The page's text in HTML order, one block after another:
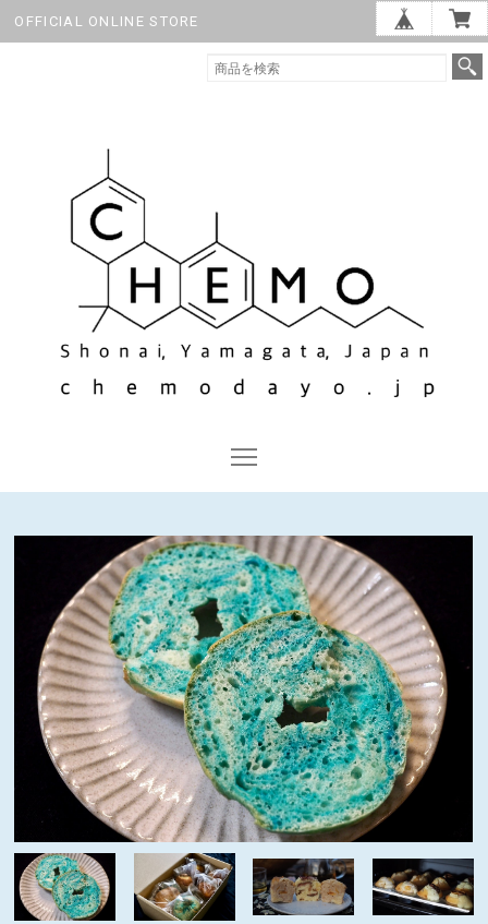
OFFICIAL ONLINE STORE